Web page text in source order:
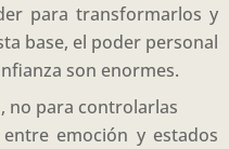
para transformarlos y
base, el poder personal
son enormes.
no para controlarlas
emoción y estados